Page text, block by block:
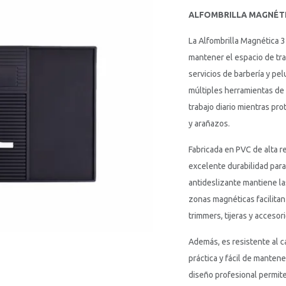
ALFOMBRILLA
La Alfombrilla Magnética
mantener el espacio de
servicios de barbería y
múltiples herramientas de
trabajo diario mientras
y arañazos.
Fabricada en PVC de alta
excelente durabilidad
antideslizante mantiene
zonas magnéticas
trimmers, tijeras y
Además, es resistente al
práctica y fácil de
diseño profesional